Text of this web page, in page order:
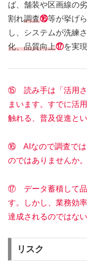
ば、舗装や区画線の
割れ調査⑯等が挙げ
し、システムが洗練
化、品質向上⑰を実
⑮ 読み手は「活用さ
まいます。すでに活
触れる、普及促進と
⑯ AIなので調査では
のではありませんか。
⑰ データ蓄積して品
す。しかし、業務効
達成されるのではな
リスク